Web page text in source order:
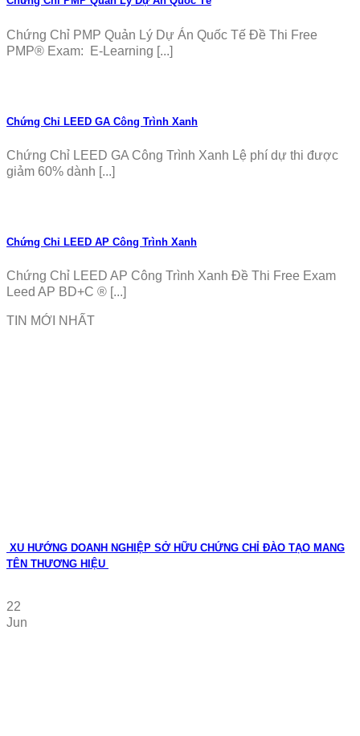
Chứng Chỉ PMP Quản Lý Dự Án Quốc Tế Đề Thi Free
PMP® Exam: E-Learning [...]
Chứng Chỉ LEED GA Công Trình Xanh
Chứng Chỉ LEED GA Công Trình Xanh Lệ phí dự thi được
giảm 60% dành [...]
Chứng Chỉ LEED AP Công Trình Xanh
Chứng Chỉ LEED AP Công Trình Xanh Đề Thi Free Exam
Leed AP BD+C ® [...]
TIN MỚI NHẤT
XU HƯỚNG DOANH NGHIỆP SỞ HỮU CHỨNG CHỈ ĐÀO TẠO MANG
TÊN THƯƠNG HIỆU
22
Jun